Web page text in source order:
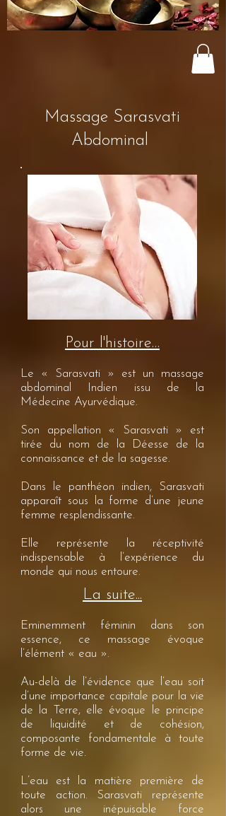
Massage Sarasvati
Abdominal
Pour l'histoire…
Le « Sarasvati » est un massage
abdominal Indien issu de la
Médecine Ayurvédique.
Son appellation « Sarasvati » est
tirée du nom de la Déesse de la
connaissance et de la sagesse.
Dans le panthéon indien, Sarasvati
apparaît sous la forme d’une jeune
femme resplendissante.
Elle représente la réceptivité
indispensable à l’expérience du
monde qui nous entoure.
La suite...
Eminemment féminin dans son
essence, ce massage évoque
l’élément « eau ».
Au-delà de l’évidence que l’eau soit
d’une importance capitale pour la vie
de la Terre, elle évoque le principe
de liquidité et de cohésion,
composante fondamentale à toute
forme de vie.
L’eau est la matière première de
toute action. Sarasvati représente
alors une inépuisable force